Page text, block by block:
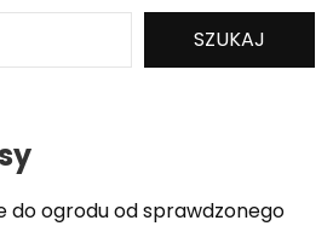
SZUKAJ
do ogrodu od sprawdzonego